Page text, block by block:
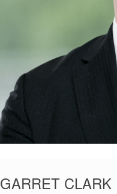
GARRET CLARK